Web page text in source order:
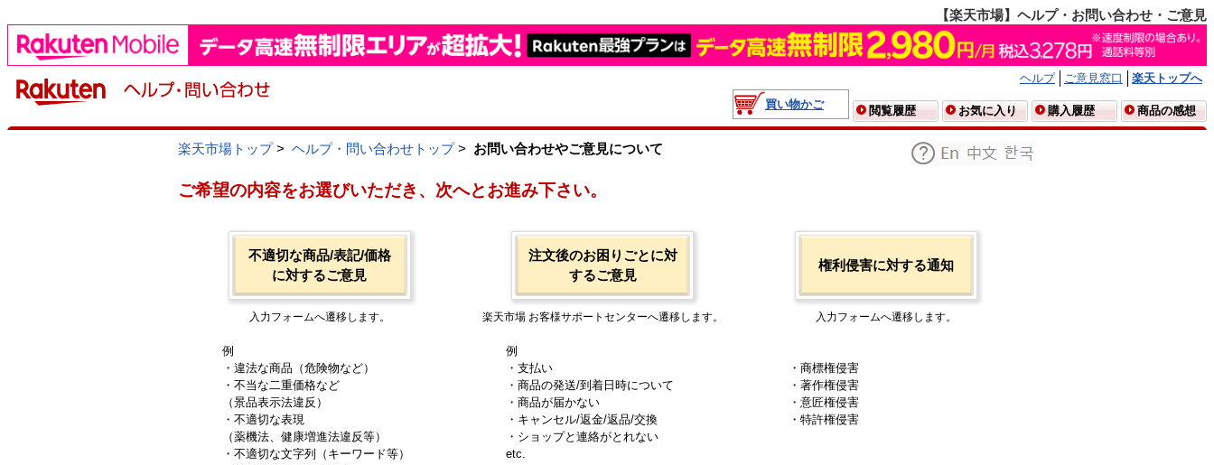
【楽天市場】ヘルプ・お問い合わせ・ご意見
ヘルプ ご意見窓口
楽天トップへ
買い物かご
閲覧履歴 お気に入り 購入履歴 商品の感想
楽天市場トップ> ヘルプ・問い合わせトップ> お問い合わせやご意見について
ご希望の内容をお選びいただき、次へとお進み下さい。
不適切な商品/表記/価格
に対するご意見
入力フォームへ遷移します。
例
・違法な商品（危険物など）
・不当な二重価格など
（景品表示法違反）
・不適切な表現
（薬機法、健康増進法違反等）
・不適切な文字列（キーワード等）
注文後のお困りごとに対
するご意見
楽天市場 お客様サポートセンターへ遷移します。
例
・支払い
・商品の発送/到着日時について
・商品が届かない
・キャンセル/返金/返品/交換
・ショップと連絡がとれない
etc.
権利侵害に対する通知
入力フォームへ遷移します。
・商標権侵害
・著作権侵害
・意匠権侵害
・特許権侵害